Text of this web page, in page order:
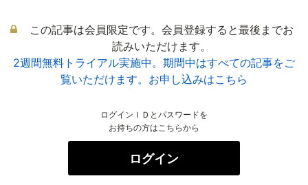
この記事は会員限定です。会員登録すると最後までお
読みいただけます。
2週間無料トライアル実施中。期間中はすべての記事をご
覧いただけます。お申し込みはこちら
ログインＩＤとパスワードを
お持ちの方はこちらから
ログイン